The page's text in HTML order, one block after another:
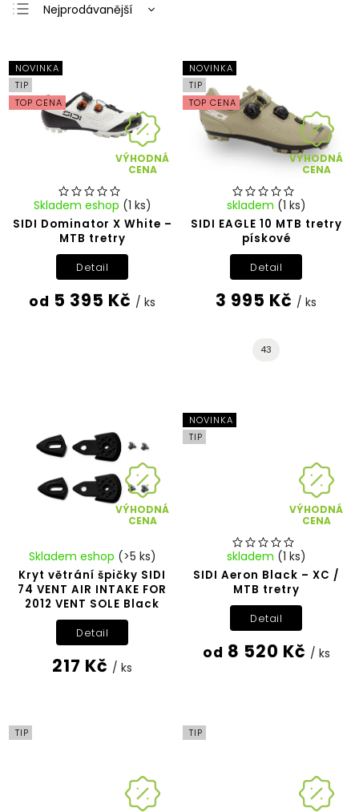
Nejprodávanější
Nejdražší
NOVINKA
TIP
TOP CENA
VÝHODNÁ
CENA
SIDI Dominator X White –
MTB tretry
Skladem eshop (1 ks)
od 5 395 Kč / ks
Detail
NOVINKA
TIP
TOP CENA
VÝHODNÁ
CENA
SIDI EAGLE 10 MTB tretry
pískové
skladem (1 ks)
3 995 Kč / ks
Detail
43
VÝHODNÁ
CENA
Kryt větrání špičky SIDI
74 VENT AIR INTAKE FOR
2012 VENT SOLE Black
Skladem eshop (>5 ks)
217 Kč / ks
Detail
NOVINKA
TIP
VÝHODNÁ
CENA
SIDI Aeron Black – XC /
MTB tretry
skladem (1 ks)
od 8 520 Kč / ks
Detail
TIP TIP